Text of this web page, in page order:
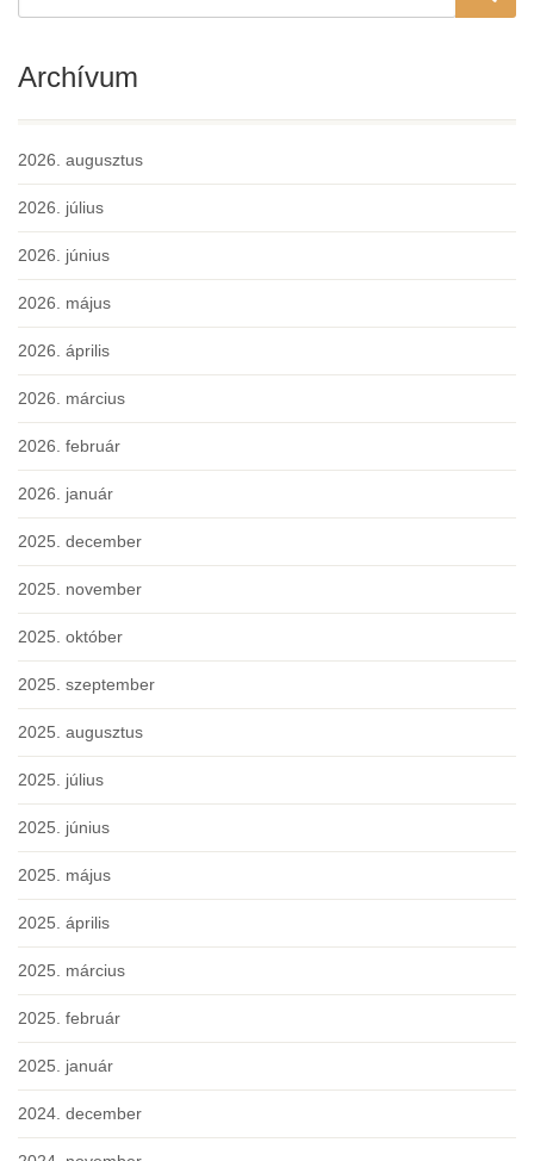
Archívum
2026. augusztus
2026. július
2026. június
2026. május
2026. április
2026. március
2026. február
2026. január
2025. december
2025. november
2025. október
2025. szeptember
2025. augusztus
2025. július
2025. június
2025. május
2025. április
2025. március
2025. február
2025. január
2024. december